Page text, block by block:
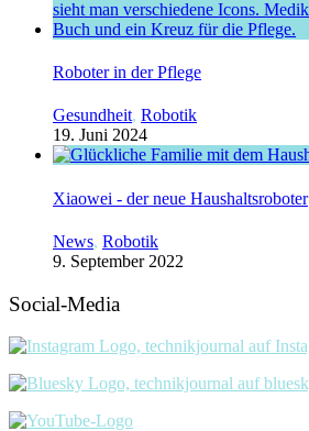
Roboter in der Pflege
Gesundheit, Robotik
19. Juni 2024
Xiaowei - der neue Haushaltsroboter
News, Robotik
9. September 2022
Social-Media